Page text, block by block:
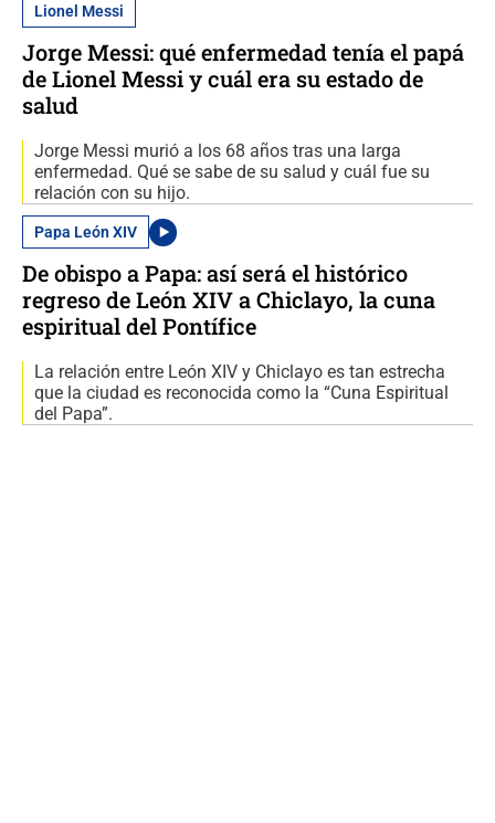
Lionel Messi
Jorge Messi: qué enfermedad tenía el papá
de Lionel Messi y cuál era su estado de
salud
Jorge Messi murió a los 68 años tras una larga
enfermedad. Qué se sabe de su salud y cuál fue su
relación con su hijo.
Papa León XIV
De obispo a Papa: así será el histórico
regreso de León XIV a Chiclayo, la cuna
espiritual del Pontífice
La relación entre León XIV y Chiclayo es tan estrecha
que la ciudad es reconocida como la “Cuna Espiritual
del Papa”.